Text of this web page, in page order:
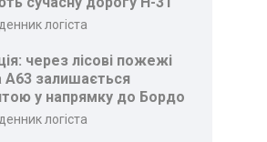
логіста
через лісові пожежі
A63 залишається
у напрямку до Бордо
логіста